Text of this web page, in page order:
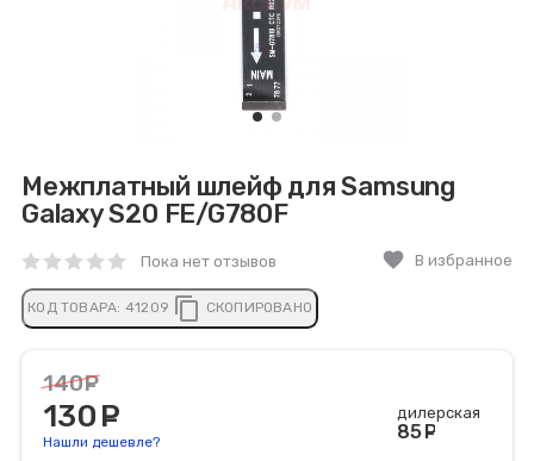
Межплатный шлейф для Samsung
Galaxy S20 FE/G780F
Пока нет отзывов favorite В избранное
КОД ТОВАРА: 41209 content_copy СКОПИРОВАНО
140
130
Нашли дешевле?
дилерская
85